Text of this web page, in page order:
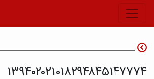
۱۳۹۴۰۲۰۲۱۰۱۸۲۹۴۸۴۵۱۴۷۷۷۴